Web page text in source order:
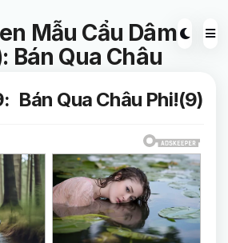
Mẫu Cẩu Dâm
Bán Qua Châu
Bán Qua Châu Phi!(9)